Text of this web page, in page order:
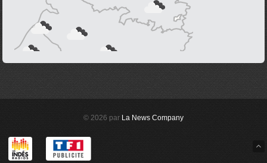
© 2026 par La News Company